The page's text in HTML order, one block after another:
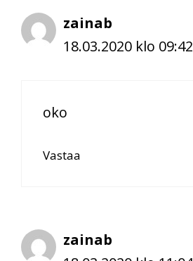
zainab
18.03.2020 klo 09:42
oko
Vastaa
zainab